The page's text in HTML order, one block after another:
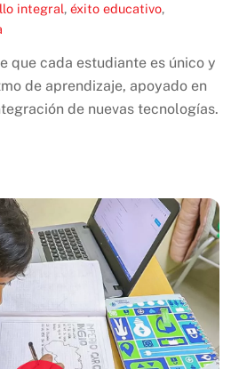
integral,éxito educativo,
que cada estudiante es único y
de aprendizaje, apoyado en
de nuevas tecnologías.